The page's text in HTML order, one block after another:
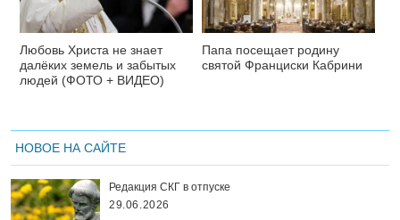
Любовь Христа не знает
далёких земель и забытых
людей (ФОТО + ВИДЕО)
Папа посещает родину
святой Франциски Кабрини
НОВОЕ НА САЙТЕ
Редакция СКГ в отпуске
29.06.2026